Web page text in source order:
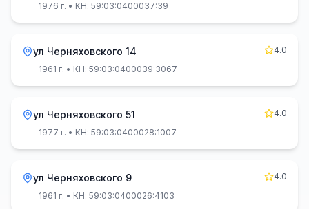
1976 г. • КН: 59:03:0400037:39
ул Черняховского 14
4.0
1961 г. • КН: 59:03:0400039:3067
ул Черняховского 51
4.0
1977 г. • КН: 59:03:0400028:1007
ул Черняховского 9
4.0
1961 г. • КН: 59:03:0400026:4103